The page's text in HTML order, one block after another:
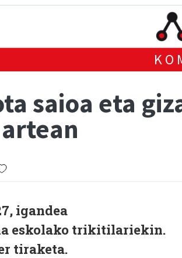
saioa eta
igandea
eskolako trikitilariekin.
tiraketa.